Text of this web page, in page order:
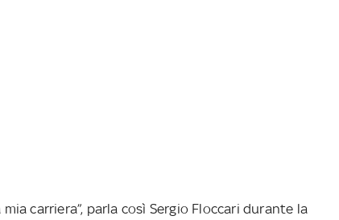
carriera”, parla così Sergio Floccari durante la